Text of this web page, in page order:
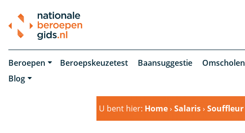
Beroepen Beroepskeuzetest Baansuggestie Omscholen
Blog
U bent hier: Home›Salaris›Souffleur